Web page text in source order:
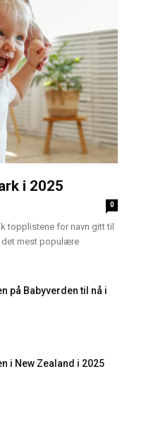
i 2025
0
topplistene for navn gitt til
det mest populære
på Babyverden til nå i
i New Zealand i 2025